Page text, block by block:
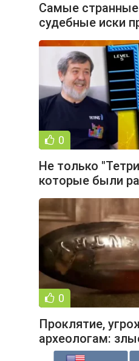
Самые
судебные иски
фото)
0
Не только
которые были
Алексеем
0
Проклятие,
археологам:
старинных